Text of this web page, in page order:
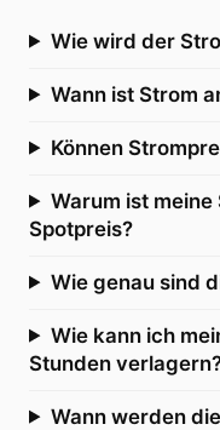
Wie wird der
Wann ist Strom
Können
Warum ist
Spotpreis?
Wie genau sind
Wie kann ich
Stunden
Wann werden